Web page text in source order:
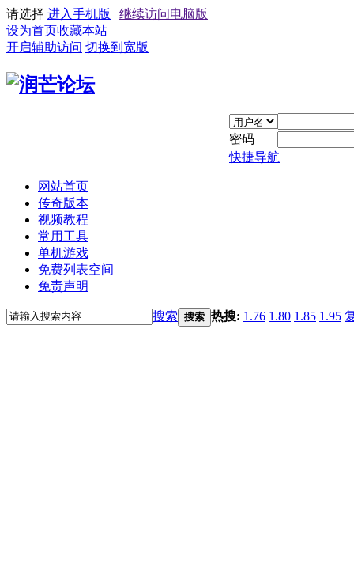
请选择 进入手机版 | 继续访问电脑版
设为首页收藏本站
开启辅助访问 切换到宽版
密码
快捷导航
网站首页
传奇版本
视频教程
常用工具
单机游戏
免费列表空间
免责声明
搜索 搜索 热搜: 1.76 1.80 1.85 1.95